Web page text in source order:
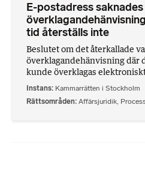
E-postadress saknades
tid återställs inte
Beslutet om det återkallade
överklagandehänvisning där
kunde överklagas
Instans Kammarrätten i Stockholm
Rättsområden Affärsjuridik